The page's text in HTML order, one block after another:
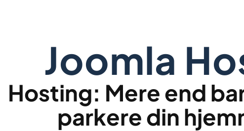
Joomla
Hosting: Mere end
parkere din